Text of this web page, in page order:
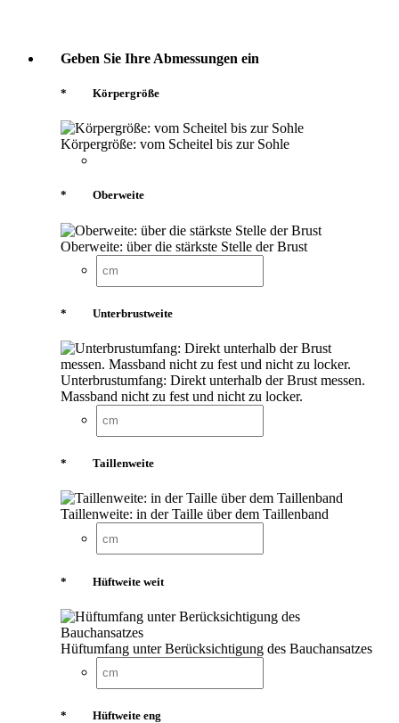
Geben Sie Ihre Abmessungen ein
* Körpergröße
Körpergröße: vom Scheitel bis zur Sohle
* Oberweite
Oberweite: über die stärkste Stelle der Brust
* Unterbrustweite
Unterbrustumfang: Direkt unterhalb der Brust messen.
Massband nicht zu fest und nicht zu locker.
* Taillenweite
Taillenweite: in der Taille über dem Taillenband
* Hüftweite weit
Hüftumfang unter Berücksichtigung des Bauchansatzes
* Hüftweite eng